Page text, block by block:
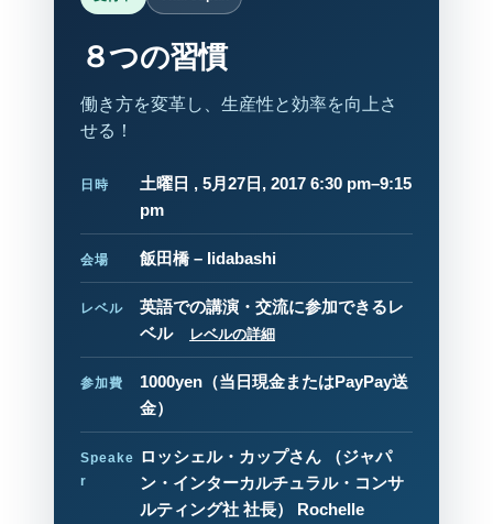
８つの習慣
働き方を変革し、生産性と効率を向上さ
せる！
日時
土曜日 , 5月27日, 2017 6:30 pm–9:15
pm
会場 飯田橋 – Iidabashi
レベル
英語での講演・交流に参加できるレ
ベル
レベルの詳細
参加費 1000yen （当日現金またはPayPay送
金）
Speake
r
ロッシェル・カップさん （ジャパ
ン・インターカルチュラル・コンサ
ルティング社 社長） Rochelle